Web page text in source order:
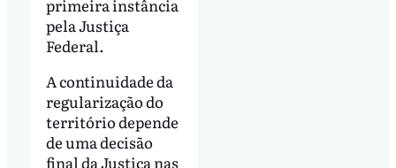
primeira instância
pela Justiça
Federal.
A continuidade da
regularização do
território depende
de uma decisão
final da Justiça nas